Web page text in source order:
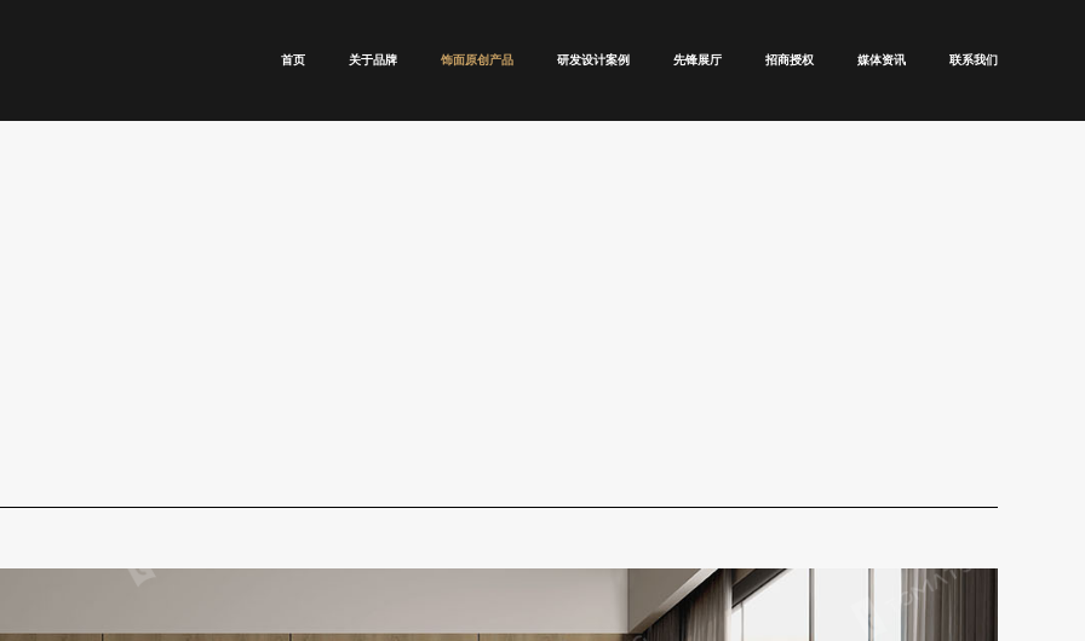
首页 关于品牌 饰面原创产品 研发设计案例 先锋展厅 招商授权 媒体资讯 联系我们